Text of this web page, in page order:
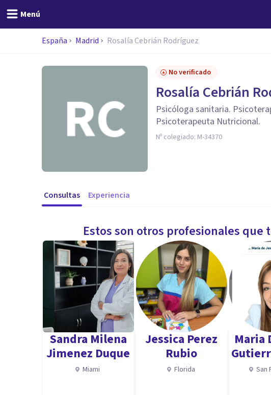
Menú
España Madrid Rosalía Cebrián Rodríguez
No verificado
Rosalía Cebrián
Psicóloga sanitaria.
Psicoterapeuta Nutricional.
Nº colegiado: M-34370
Consultas Experiencia
Estos son otros profesionales
Sandra Milena
Jimenez Duque
Miami
Jessica Perez
Rubio
Florida
Maria
San